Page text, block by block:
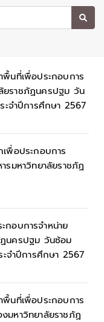
พื้นที่เพื่อประกอบการ
ลัยราชภัฏนครปฐม วัน
จำปีการศึกษา 2567
เพื่อประกอบการ
รมหาวิทยาลัยราชภัฏ
กอบการจำหน่าย
ฏนครปฐม วันซ้อม
จำปีการศึกษา 2567
พื้นที่เพื่อประกอบการ
มหาวิทยาลัยราชภัฏ